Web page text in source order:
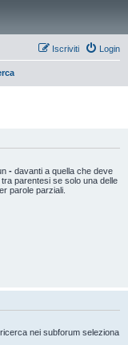
Login
Iscriviti
- davanti a quella che deve
tra parentesi se solo una delle
parole parziali.
nei subforum seleziona